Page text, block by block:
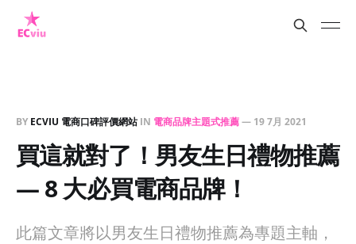
BY ECVIU 電商口碑評價網站IN 電商品牌主題式推薦— 19 7月 2021
買這就對了！男友生日禮物推薦
— 8 大必買電商品牌！
此篇文章將以男友生日禮物推薦為專題主軸，